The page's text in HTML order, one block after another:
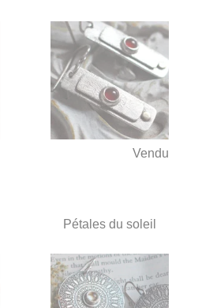
Vendu
Pétales du soleil